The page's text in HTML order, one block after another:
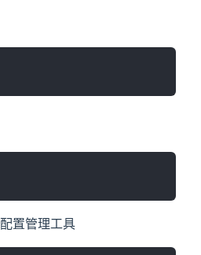
配置管理工具